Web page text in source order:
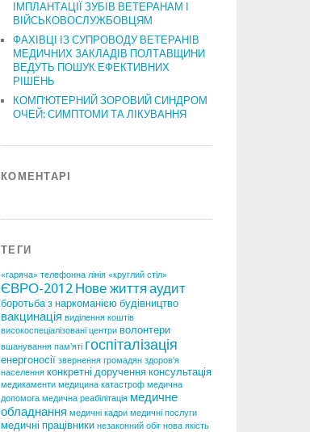
ІМПЛАНТАЦІЇ ЗУБІВ ВЕТЕРАНАМ І
ВІЙСЬКОВОСЛУЖБОВЦЯМ
ФАХІВЦІ ІЗ СУПРОВОДУ ВЕТЕРАНІВ
МЕДИЧНИХ ЗАКЛАДІВ ПОЛТАВЩИНИ
ВЕДУТЬ ПОШУК ЕФЕКТИВНИХ
РІШЕНЬ
КОМП’ЮТЕРНИЙ ЗОРОВИЙ СИНДРОМ
ОЧЕЙ: СИМПТОМИ ТА ЛІКУВАННЯ
КОМЕНТАРІ
ТЕГИ
«гаряча» телефонна лінія «круглий стіл»
ЄВРО-2012 Нове життя аудит
боротьба з наркоманією будівництво
вакцинація виділення коштів
високоспеціалізовані центри волонтери
вшанування пам'яті госпіталізація
енергоносії звернення громадян здоров'я
населення конкретні доручення консультація
медикаменти медицина катастроф медична
допомога медична реабілітація медичне
обладнання медичні кадри медичні послуги
медичні працівники незаконний обіг нова якість